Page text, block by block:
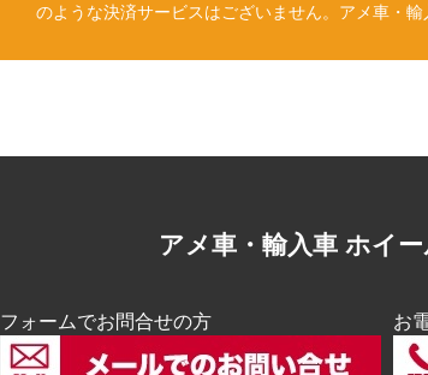
のような決済サービスはございません。アメ車・
アメ車・輸入車 ホイ
フォームでお問合せの方 お